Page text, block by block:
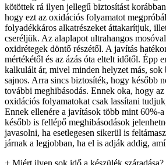
kötöttek rá ilyen jellegű biztosítást
hogy ezt az oxidációs folyamatot
folyadékkáros alkatrészeket áttakarítjuk,
cseréljük. Az alaplapot ultrahangos
oxidrétegek döntő részétől. A javítás
mértékétől és az ázás óta eltelt időtől. Épp
kalkulált ár, mivel minden helyzet más, sok
sajnos. Arra sincs biztosíték, hogy később
további meghibásodás. Ennek oka, hogy
oxidációs folyamatokat csak lassítani
Ennek ellenére a javítások több mint 60%-a
később is fellépő meghibásodások
javasolni, ha esetlegesen sikerül is
járnak a legjobban, ha el is adják addig,
+ Miért ilyen sok idő a készülék száradása?